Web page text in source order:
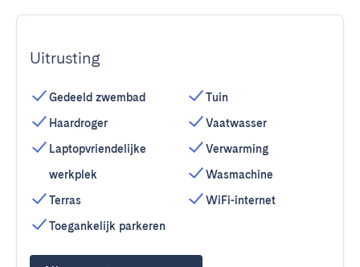
Uitrusting
Gedeeld zwembad
Haardroger
Laptopvriendelijke
werkplek
Terras
Toegankelijk parkeren
Tuin
Vaatwasser
Verwarming
Wasmachine
WiFi-internet